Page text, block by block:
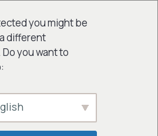
you might be
different
you want to